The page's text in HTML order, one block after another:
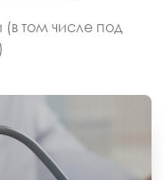
(в том числе под